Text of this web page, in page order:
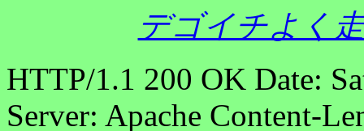
デゴイチよく
HTTP/1.1 200 OK Date:
Server: Apache Content-